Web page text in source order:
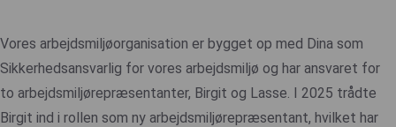
Vores arbejdsmiljøorganisation er bygget op med Dina som
Sikkerhedsansvarlig for vores arbejdsmiljø og har ansvaret for
to arbejdsmiljørepræsentanter, Birgit og Lasse. I 2025 trådte
Birgit ind i rollen som ny arbejdsmiljørepræsentant, hvilket har